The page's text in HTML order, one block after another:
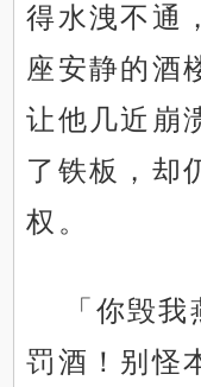
得水洩不通
座安静的酒
让他几近崩
了铁板，却
权。
「你毁
罚酒！别怪